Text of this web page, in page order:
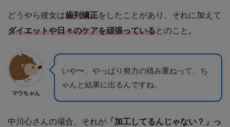
どうやら彼女は歯列矯正をしたことがあり、それに加えて
ダイエットや日々のケアを頑張っている とのこと。
マウちゃん
いや〜、やっぱり努力の積み重ねって、ち
ゃんと結果に出るんですね。
中川心さんの場合、それが 「加工してるんじゃない？」っ